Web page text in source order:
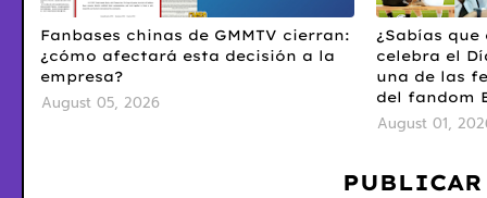
Fanbases chinas de GMMTV cierran:
¿cómo afectará esta decisión a la
empresa?
August 05, 2026
¿Sabías que
celebra el
una de las
del fandom
August 01,